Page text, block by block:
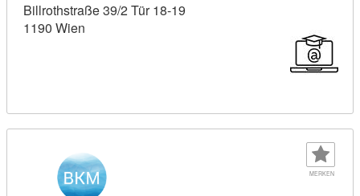
Billrothstraße 39/2 Tür 18-19
1190 Wien
MERKEN